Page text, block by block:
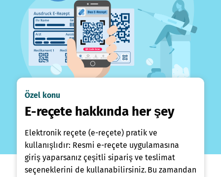
Özel konu
E-reçete hakkında her şey
Elektronik reçete (e-reçete) pratik ve
kullanışlıdır: Resmi e-reçete uygulamasına
giriş yaparsanız çeşitli sipariş ve teslimat
seçeneklerini de kullanabilirsiniz. Bu zamandan